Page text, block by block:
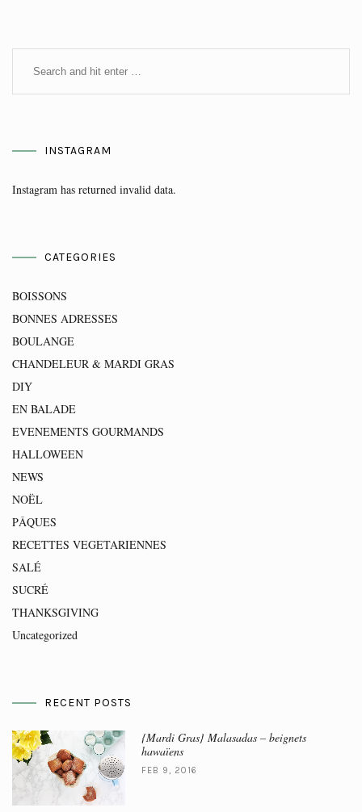
INSTAGRAM
Instagram has returned invalid data.
CATEGORIES
BOISSONS
BONNES ADRESSES
BOULANGE
CHANDELEUR & MARDI GRAS
DIY
EN BALADE
EVENEMENTS GOURMANDS
HALLOWEEN
NEWS
NOËL
PÂQUES
RECETTES VEGETARIENNES
SALÉ
SUCRÉ
THANKSGIVING
Uncategorized
RECENT POSTS
{Mardi Gras} Malasadas – beignets
hawaïens
FEB 9, 2016